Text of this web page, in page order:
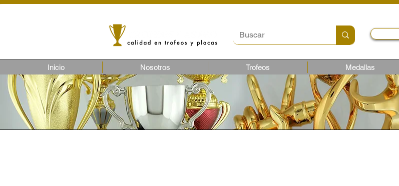
Inicio Nosotros Trofeos Medallas